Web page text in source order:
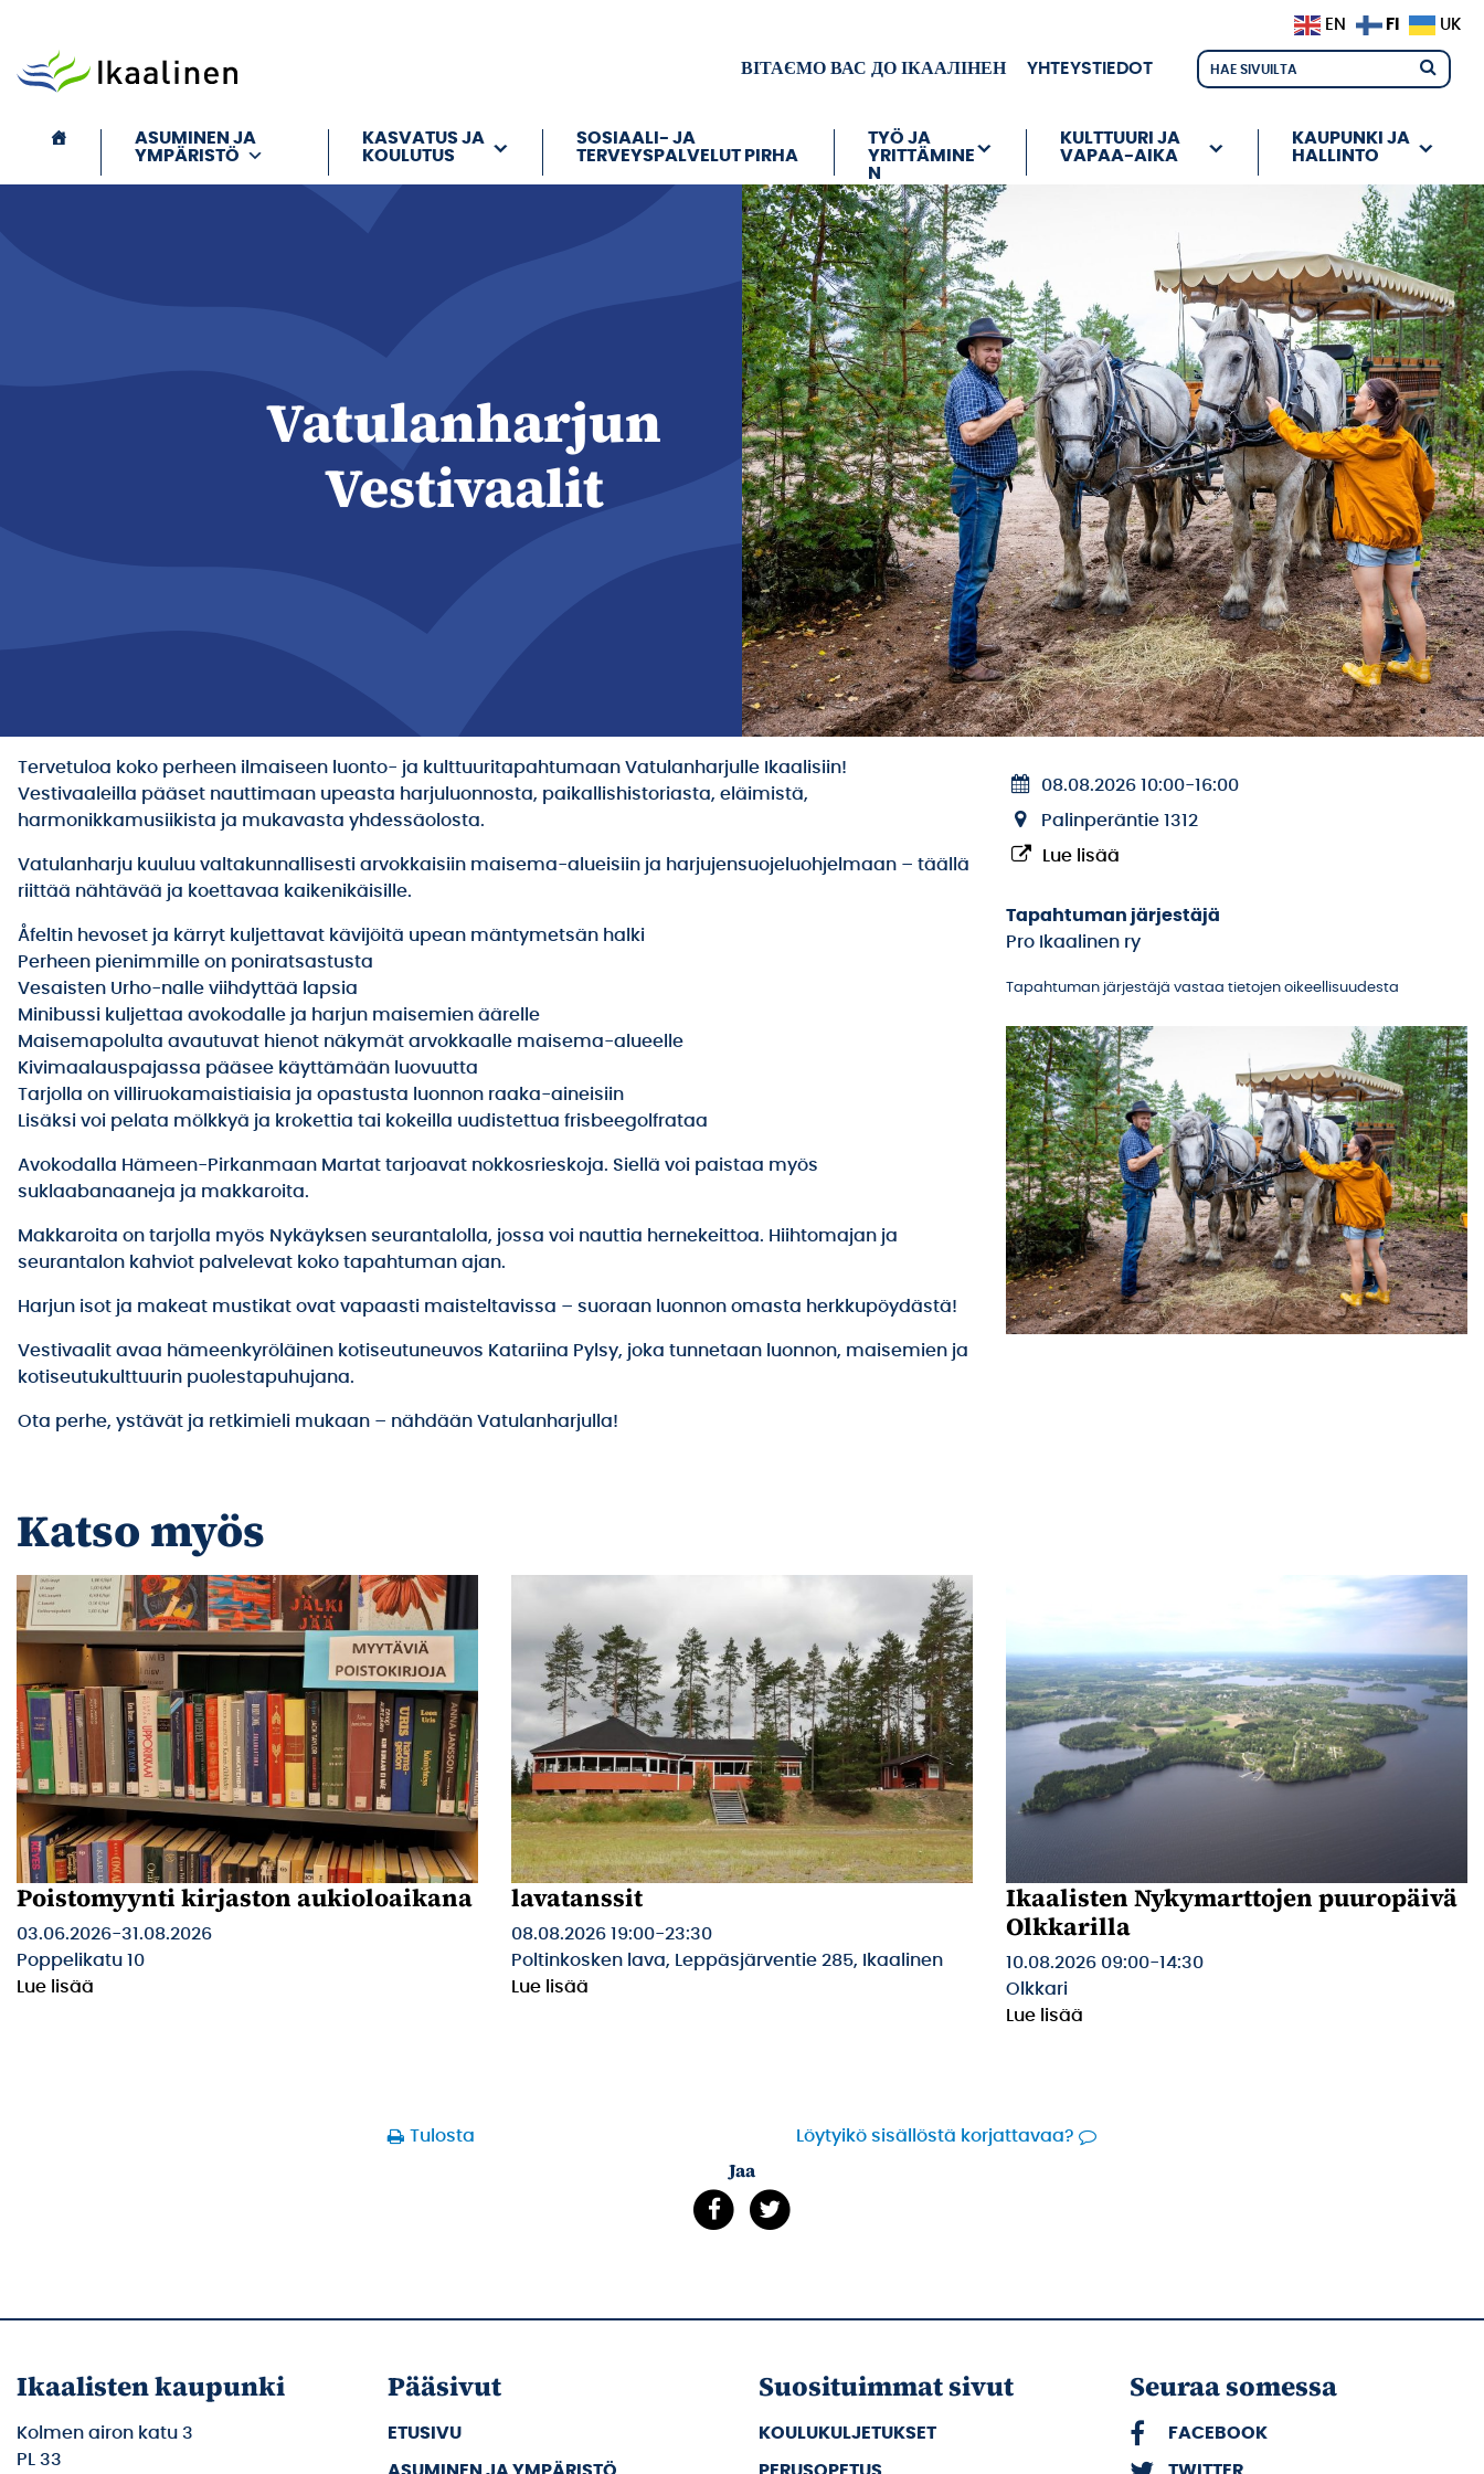
ВІТАЄМО ВАС ДО ІКААЛІНЕН YHTEYSTIEDOT
ASUMINEN JA
YMPÄRISTÖ
KASVATUS JA
KOULUTUS
SOSIAALI- JA
TERVEYSPALVELUT PIRHA
TYÖ JA
YRITTÄMINE
N
KULTTUURI JA
VAPAA-AIKA
KAUPUNKI JA
HALLINTO
Vatulanharjun
Vestivaalit
Tervetuloa koko perheen ilmaiseen luonto- ja kulttuuritapahtumaan Vatulanharjulle Ikaalisiin!
Vestivaaleilla pääset nauttimaan upeasta harjuluonnosta, paikallishistoriasta, eläimistä,
harmonikkamusiikista ja mukavasta yhdessäolosta.
Vatulanharju kuuluu valtakunnallisesti arvokkaisiin maisema-alueisiin ja harjujensuojeluohjelmaan – täällä
riittää nähtävää ja koettavaa kaikenikäisille.
Åfeltin hevoset ja kärryt kuljettavat kävijöitä upean mäntymetsän halki
Perheen pienimmille on poniratsastusta
Vesaisten Urho-nalle viihdyttää lapsia
Minibussi kuljettaa avokodalle ja harjun maisemien äärelle
Maisemapolulta avautuvat hienot näkymät arvokkaalle maisema-alueelle
Kivimaalauspajassa pääsee käyttämään luovuutta
Tarjolla on villiruokamaistiaisia ja opastusta luonnon raaka-aineisiin
Lisäksi voi pelata mölkkyä ja krokettia tai kokeilla uudistettua frisbeegolfrataa
Avokodalla Hämeen-Pirkanmaan Martat tarjoavat nokkosrieskoja. Siellä voi paistaa myös
suklaabanaaneja ja makkaroita.
Makkaroita on tarjolla myös Nykäyksen seurantalolla, jossa voi nauttia hernekeittoa. Hiihtomajan ja
seurantalon kahviot palvelevat koko tapahtuman ajan.
Harjun isot ja makeat mustikat ovat vapaasti maisteltavissa – suoraan luonnon omasta herkkupöydästä!
Vestivaalit avaa hämeenkyröläinen kotiseutuneuvos Katariina Pylsy, joka tunnetaan luonnon, maisemien ja
kotiseutukulttuurin puolestapuhujana.
Ota perhe, ystävät ja retkimieli mukaan – nähdään Vatulanharjulla!
08.08.2026 10:00-16:00
Palinperäntie 1312
Lue lisää
Tapahtuman järjestäjä
Pro Ikaalinen ry
Tapahtuman järjestäjä vastaa tietojen oikeellisuudesta
Katso myös
Poistomyynti kirjaston aukioloaikana
03.06.2026-31.08.2026
Poppelikatu 10
Lue lisää
lavatanssit
08.08.2026 19:00-23:30
Poltinkosken lava, Leppäsjärventie 285, Ikaalinen
Lue lisää
Ikaalisten Nykymarttojen puuropäivä
Olkkarilla
10.08.2026 09:00-14:30
Olkkari
Lue lisää
Tulosta Löytyikö sisällöstä korjattavaa?
Jaa
Ikaalisten kaupunki
Kolmen airon katu 3
PL 33
Pääsivut
ETUSIVU
ASUMINEN JA YMPÄRISTÖ
Suosituimmat sivut
KOULUKULJETUKSET
PERUSOPETUS
Seuraa somessa
FACEBOOK
TWITTER
EN FI UK